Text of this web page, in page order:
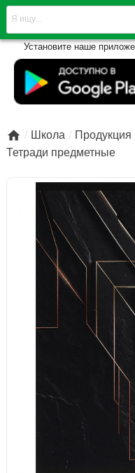
Установите наше
 Школа
Тетради предметные